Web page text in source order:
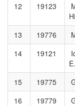
12
19123
13 19776
14
19121
15 19775
16
19779